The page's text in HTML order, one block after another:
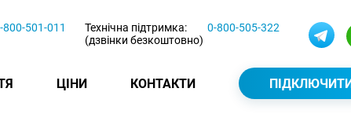
800-501-011
Технічна підтримка:
(дзвінки безкоштовно)
0-800-505-322
ЦІНИ КОНТАКТИ